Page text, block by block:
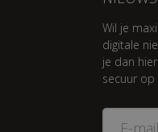
Wil je
digitale
je dan
secuur